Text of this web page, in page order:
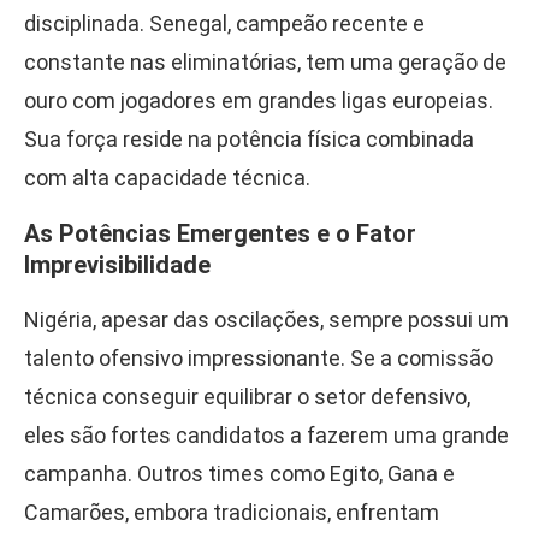
disciplinada. Senegal, campeão recente e
constante nas eliminatórias, tem uma geração de
ouro com jogadores em grandes ligas europeias.
Sua força reside na potência física combinada
com alta capacidade técnica.
As Potências Emergentes e o Fator
Imprevisibilidade
Nigéria, apesar das oscilações, sempre possui um
talento ofensivo impressionante. Se a comissão
técnica conseguir equilibrar o setor defensivo,
eles são fortes candidatos a fazerem uma grande
campanha. Outros times como Egito, Gana e
Camarões, embora tradicionais, enfrentam